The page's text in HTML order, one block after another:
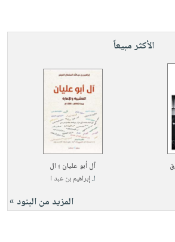
الأكثر مبيعاً
آل أبو عليان ؛ ال
لـإبراهيم بن عبد ا
المزيد من البنود »